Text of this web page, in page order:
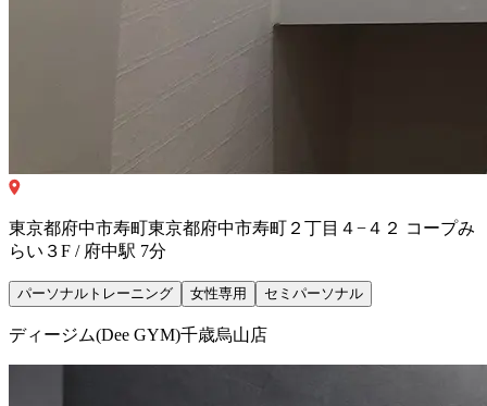
東京都府中市寿町東京都​府中市寿町２丁目４−４２ コープみ
らい３F / 府中駅 7分
パーソナルトレーニング 女性専用 セミパーソナル
ディージム(Dee GYM)千歳烏山店